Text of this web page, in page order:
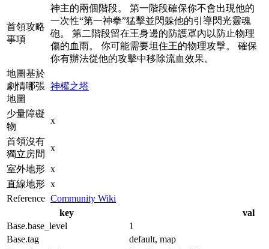
首領攻略
事項
神主的兩個階段。 第一階段確保你不會出現他的
一次性“第一神拳”猛擊並閃躲他的引導閃光靈魂
砲。 第二階段留在王身邊的防護罩內以防止物理
傷的血雨。 你可能需要坦住王的物理攻擊。 確保
你有辦法從他的攻擊中移除流血效果。
地圖基於
劇情哪張
地圖
神權之塔
少量障礙
物
x
首領沒有
獨立房間
x
室外地形 x
直線地形 x
Reference Community Wiki
key
val
Base.base_level
1
Base.tag
default, map